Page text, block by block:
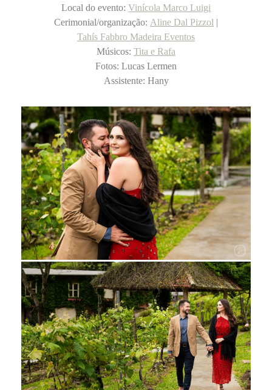
Local do evento: Vinícola Marco Luigi
Cerimonial/organização: Aline Dal Pizzol |
Tahís Fabbro Madeira Eventos
Músicos: Tita e Rafa
Fotos: Lucas Lermen
Assistente: Hany